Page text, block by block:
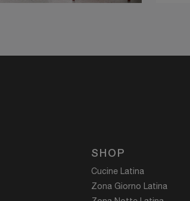
SHOP
Cucine Latina
Zona Giorno Latina